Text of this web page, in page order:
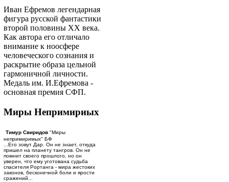
Иван Ефремов легендарная
фигура русской фантастики
второй половины ХХ века.
Как автора его отличало
внимание к ноосфере
человеческого сознания и
раскрытие образа цельной
гармоничной личности.
Медаль им. И.Ефремова -
основная премия СФП.
Миры Непримириых
Тимур Свиридов "Миры
непримиримых" БФ
...Его зовут Дар. Он не знает, откуда
пришел на планету тангров. Он не
помнит своего прошлого, но он
уверен, что ему уготована судьба
спасителя Рортанга - мира жестоких
законов, бесконечной боли и ярости
сражений...